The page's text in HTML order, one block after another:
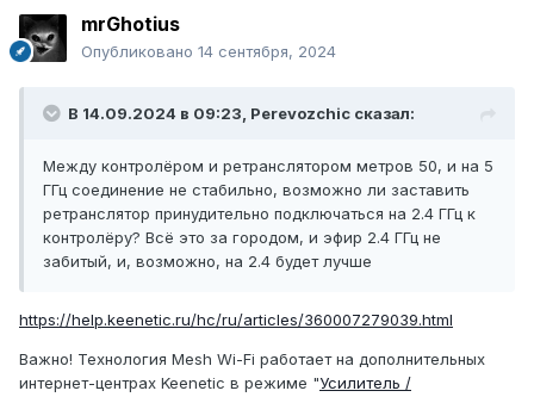
mrGhotius
Опубликовано 14 сентября, 2024
В 14.09.2024 в 09:23, Perevozchic сказал:
Между контролёром и ретранслятором метров 50, и на 5
ГГц соединение не стабильно, возможно ли заставить
ретранслятор принудительно подключаться на 2.4 ГГц к
контролёру? Всё это за городом, и эфир 2.4 ГГц не
забитый, и, возможно, на 2.4 будет лучше
https://help.keenetic.ru/hc/ru/articles/360007279039.html
Важно! Технология Mesh Wi-Fi работает на дополнительных
интернет-центрах Keenetic в режиме "Усилитель /